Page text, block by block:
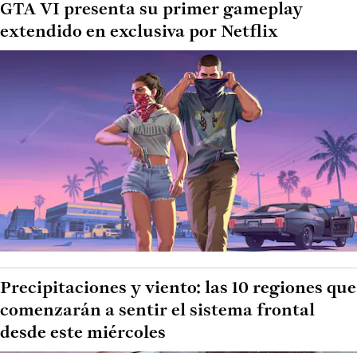
GTA VI presenta su primer gameplay
extendido en exclusiva por Netflix
Precipitaciones y viento: las 10 regiones que
comenzarán a sentir el sistema frontal
desde este miércoles